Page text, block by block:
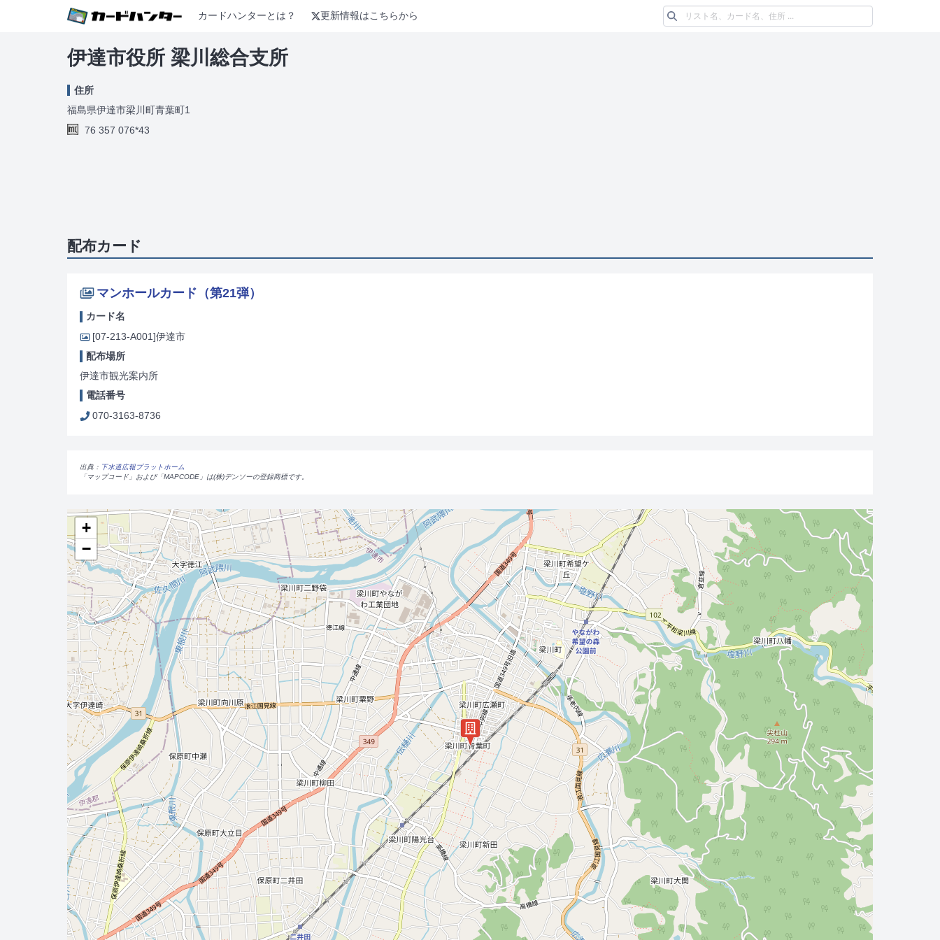
カードハンターとは？ 更新情報はこちらから
伊達市役所 梁川総合支所
住所
福島県伊達市梁川町青葉町1
76 357 076*43
配布カード
マンホールカード（第21弾）
カード名
[07-213-A001]伊達市
配布場所
伊達市観光案内所
電話番号
070-3163-8736
出典： 下水道広報プラットホーム
「マップコード」および「MAPCODE」は(株)デンソーの登録商標です。
+
−